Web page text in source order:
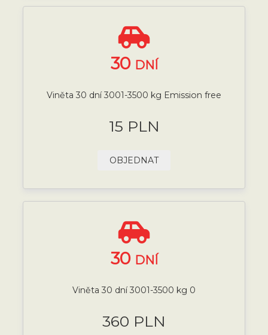
30 DNÍ
Viněta 30 dní 3001-3500 kg Emission free
15 PLN
OBJEDNAT
30 DNÍ
Viněta 30 dní 3001-3500 kg 0
360 PLN